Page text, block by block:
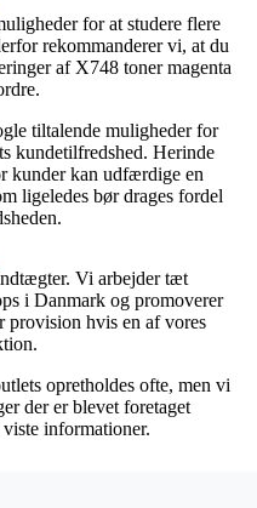
for at studere flere
rekommanderer vi, at du
af X748 toner magenta
tiltalende muligheder for
kundetilfredshed. Herinde
kunder kan udfærdige en
ligeledes bør drages fordel
Vi arbejder tæt
i Danmark og promoverer
provision hvis en af vores
opretholdes ofte, men vi
der er blevet foretaget
informationer.